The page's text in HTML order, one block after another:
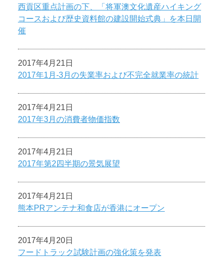
西貢区重点計画の下、「将軍澳文化遺産ハイキング
コースおよび歴史資料館の建設開始式典」を本日開
催
2017年4月21日
2017年1月-3月の失業率および不完全就業率の統計
2017年4月21日
2017年3月の消費者物価指数
2017年4月21日
2017年第2四半期の景気展望
2017年4月21日
熊本PRアンテナ和食店が香港にオープン
2017年4月20日
フードトラック試験計画の強化策を発表